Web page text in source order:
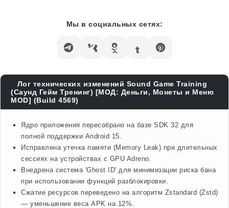
Мы в социальных сетях:
Лог технических изменений Sound Game Training
(Саунд Гейм Тренинг) [МОД: Деньги, Монеты и Меню
MOD] (Build 4569)
Ядро приложения пересобрано на базе SDK 32 для
полной поддержки Android 15.
Исправлена утечка памяти (Memory Leak) при длительных
сессиях на устройствах с GPU Adreno.
Внедрена система 'Ghost ID' для минимизации риска бана
при использовании функций разблокировки.
Сжатие ресурсов переведено на алгоритм Zstandard (Zstd)
— уменьшение веса APK на 12%.